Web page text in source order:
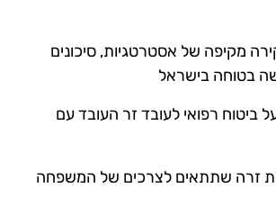
מקיפה של אסטרטגיות, סיכונים
בטוחה בישראל
ביטוח רפואי לעובד זר העובד עם
זרה שתתאים לצרכים של המשפחה